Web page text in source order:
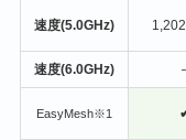
速度(5.0GHz)
速度(6.0GHz)
EasyMesh※1